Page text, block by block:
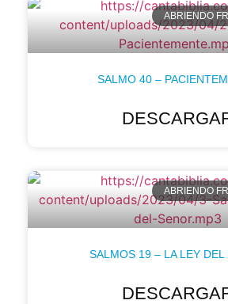
ABRIENDO
SALMO 40 –
ABRIENDO
SALMOS 19 – LA LEY DEL